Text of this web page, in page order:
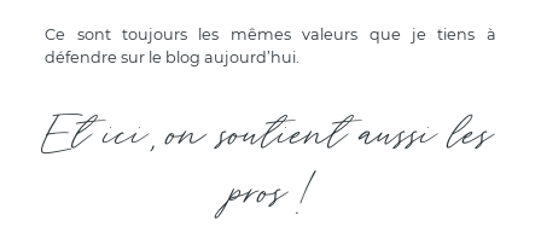
Ce sont toujours les mêmes valeurs que je tiens à
défendre sur le blog aujourd’hui.
Et ici, on soutient aussi les
pros !